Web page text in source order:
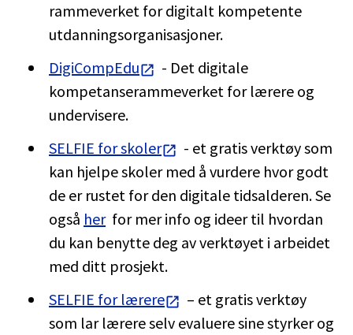
rammeverket for digitalt kompetente
utdanningsorganisasjoner.
DigiCompEdu
- Det digitale
kompetanserammeverket for lærere og
undervisere.
SELFIE for skoler
- et gratis verktøy som
kan hjelpe skoler med å vurdere hvor godt
de er rustet for den digitale tidsalderen. Se
også her for mer info og ideer til hvordan
du kan benytte deg av verktøyet i arbeidet
med ditt prosjekt.
SELFIE for lærere
– et gratis verktøy
som lar lærere selv evaluere sine styrker og